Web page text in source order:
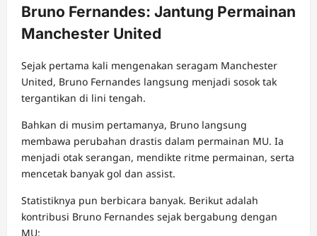
Bruno Fernandes: Jantung Permainan
Manchester United
Sejak pertama kali mengenakan seragam Manchester
United, Bruno Fernandes langsung menjadi sosok tak
tergantikan di lini tengah.
Bahkan di musim pertamanya, Bruno langsung
membawa perubahan drastis dalam permainan MU. Ia
menjadi otak serangan, mendikte ritme permainan, serta
mencetak banyak gol dan assist.
Statistiknya pun berbicara banyak. Berikut adalah
kontribusi Bruno Fernandes sejak bergabung dengan
MU: